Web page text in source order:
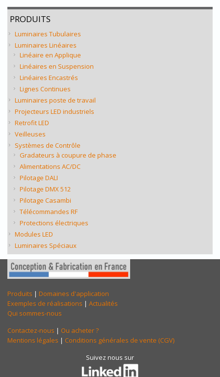
PRODUITS
Luminaires Tubulaires
Luminaires Linéaires
Linéaire en Applique
Linéaires en Suspension
Linéaires Encastrés
Lignes Continues
Luminaires poste de travail
Projecteurs LED industriels
Retrofit LED
Veilleuses
Systèmes de Contrôle
Gradateurs à coupure de phase
Alimentations AC/DC
Pilotage DALI
Pilotage DMX 512
Pilotage Casambi
Télécommandes RF
Protections électriques
Modules LED
Luminaires Spéciaux
Produits | Domaines d'application
Exemples de réalisations | Actualités
Qui sommes-nous
Contactez-nous | Ou acheter ?
Mentions légales | Conditions générales de vente (CGV)
Suivez nous sur